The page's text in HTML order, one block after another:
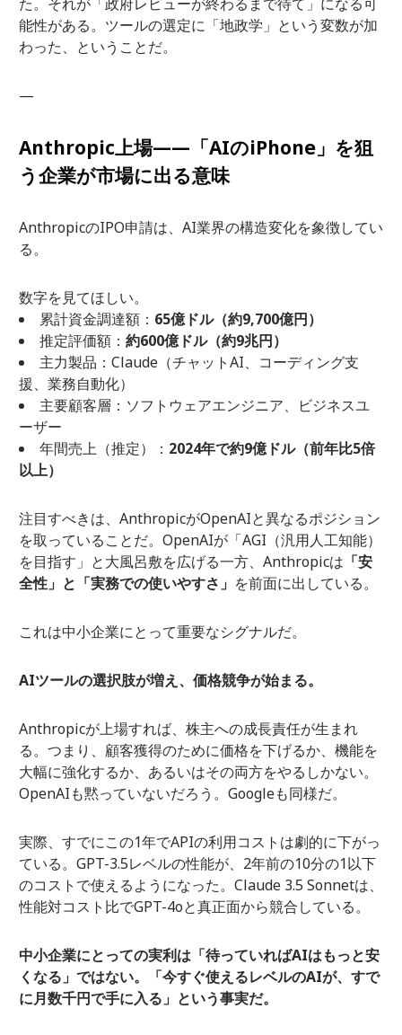
能性がある。ツールの選定に「地政学」という変数が加
わった、ということだ。
—
Anthropic上場——「AIのiPhone」を狙
う企業が市場に出る意味
AnthropicのIPO申請は、AI業界の構造変化を象徴してい
る。
数字を見てほしい。
累計資金調達額： 65億ドル（約9,700億円）
推定評価額： 約600億ドル（約9兆円）
主力製品：Claude（チャットAI、コーディング支
援、業務自動化）
主要顧客層：ソフトウェアエンジニア、ビジネスユ
ーザー
年間売上（推定）： 2024年で約9億ドル（前年比5倍
以上）
注目すべきは、AnthropicがOpenAIと異なるポジション
を取っていることだ。OpenAIが「AGI（汎用人工知能）
を目指す」と大風呂敷を広げる一方、Anthropicは 「安
全性」と「実務での使いやすさ」 を前面に出している。
これは中小企業にとって重要なシグナルだ。
AIツールの選択肢が増え、価格競争が始まる。
Anthropicが上場すれば、株主への成長責任が生まれ
る。つまり、顧客獲得のために価格を下げるか、機能を
大幅に強化するか、あるいはその両方をやるしかない。
OpenAIも黙っていないだろう。Googleも同様だ。
実際、すでにこの1年でAPIの利用コストは劇的に下がっ
ている。GPT-3.5レベルの性能が、2年前の10分の1以下
のコストで使えるようになった。Claude 3.5 Sonnetは、
性能対コスト比でGPT-4oと真正面から競合している。
中小企業にとっての実利は「待っていればAIはもっと安
くなる」ではない。「今すぐ使えるレベルのAIが、すで
に月数千円で手に入る」という事実だ。